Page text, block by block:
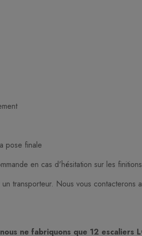
pose finale
en cas d'hésitation sur les
transporteur. Nous vous
nous ne fabriquons que 12 escaliers